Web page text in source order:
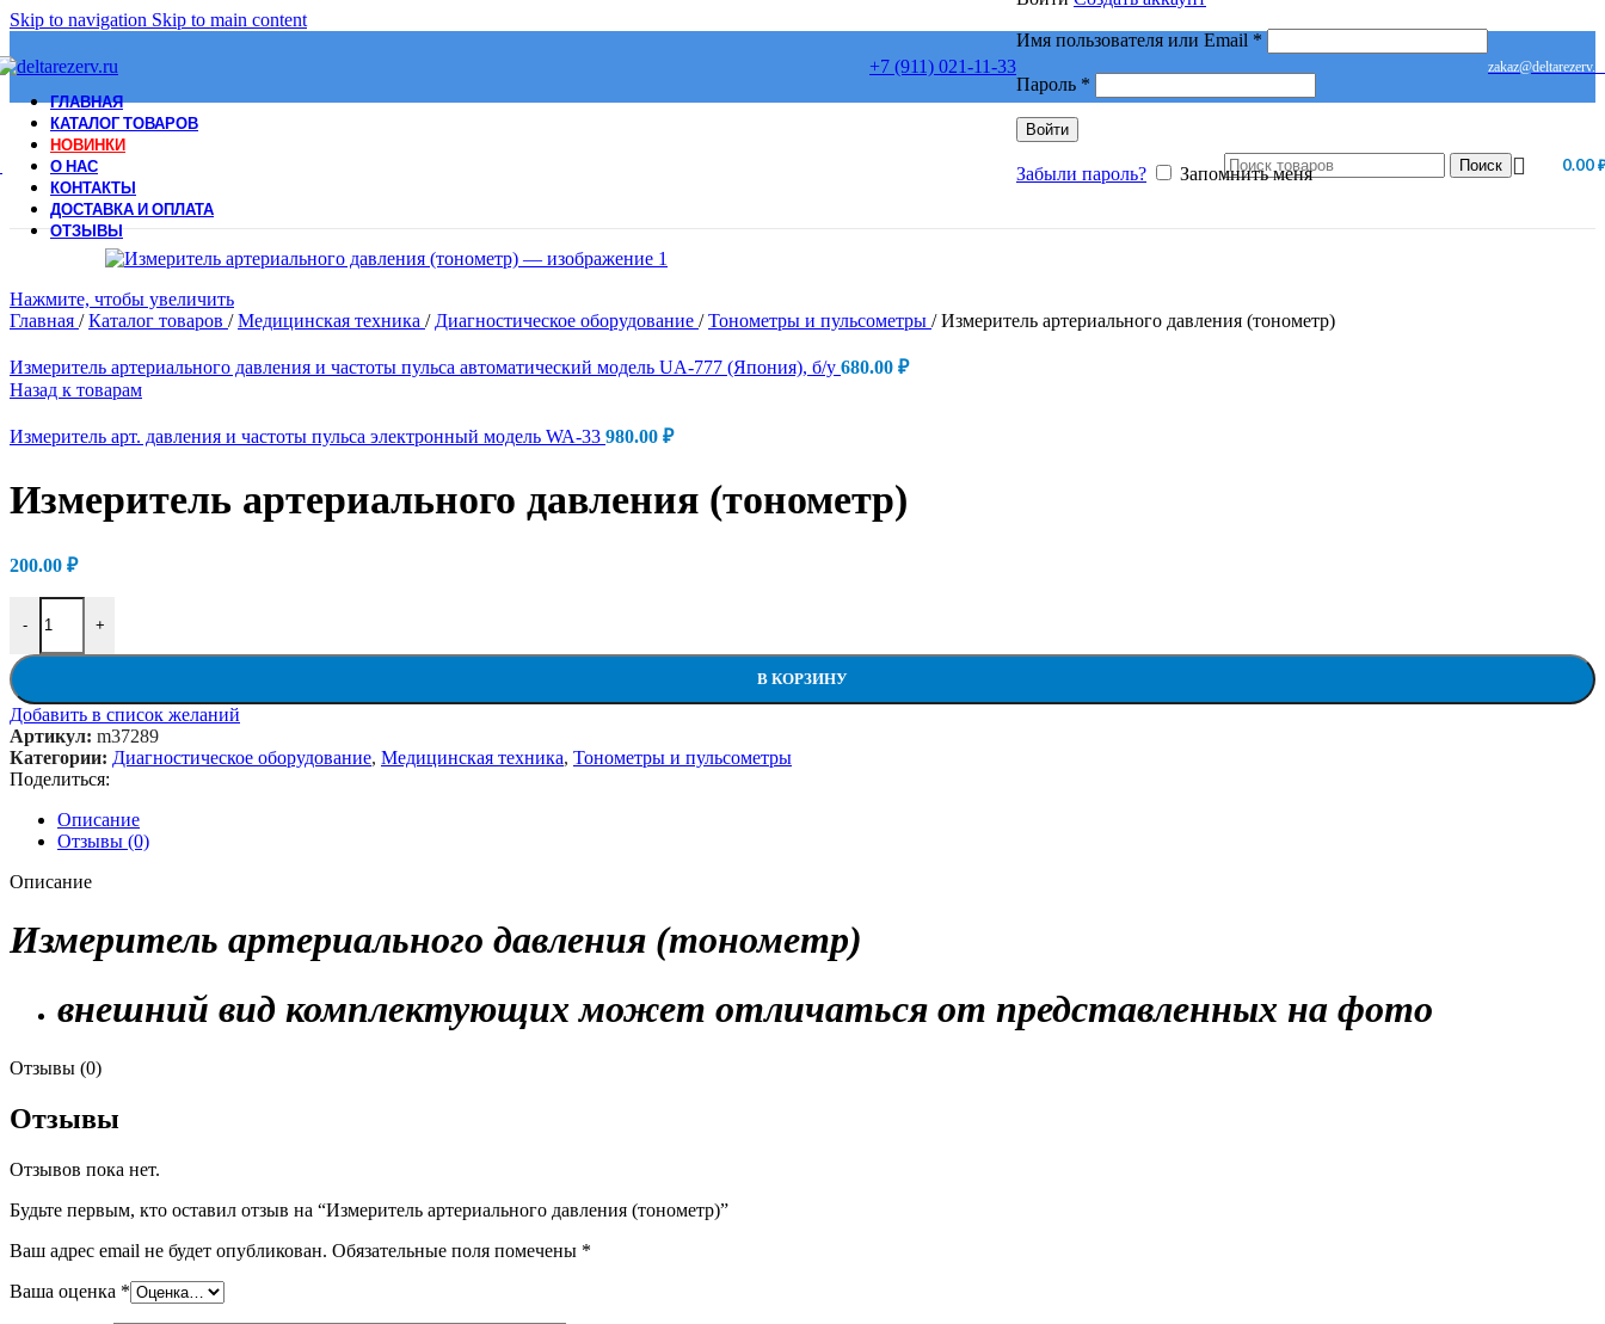
Skip to navigation Skip to main content
+7 (911) 021-11-33
Имя пользователя или Email *Обязательно
Пароль *
Войти
Забыли пароль? Запомнить меня
ГЛАВНАЯ
КАТАЛОГ ТОВАРОВ
НОВИНКИ
О НАС
КОНТАКТЫ
ДОСТАВКА И ОПЛАТА
ОТЗЫВЫ
Поиск 0.00
Нажмите, чтобы увеличить
Главная / Каталог товаров / Медицинская техника / Диагностическое оборудование / Тонометры и пульсометры / Измеритель артериального давления (тонометр)
Измеритель артериального давления и частоты пульса автоматический модель UA-777 (Япония), б/у 680.00 ₽
Назад к товарам
Измеритель арт. давления и частоты пульса электронный модель WA-33 980.00 ₽
Измеритель артериального давления (тонометр)
200.00 ₽
-
Количество товара Измеритель артериального давления (тонометр)
+
В КОРЗИНУ
Добавить в список желаний
Артикул: m37289
Категории: Диагностическое оборудование, Медицинская техника, Тонометры и пульсометры
Поделиться:
Описание
Отзывы (0)
Описание
Измеритель артериального давления (тонометр)
внешний вид комплектующих может отличаться от представленных на фото
Отзывы (0)
Отзывы
Отзывов пока нет.
Будьте первым, кто оставил отзыв на “Измеритель артериального давления (тонометр)”
Ваш адрес email не будет опубликован. Обязательные поля помечены *
Ваша оценка *